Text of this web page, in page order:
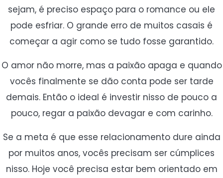
sejam, é preciso espaço para o romance ou ele
pode esfriar. O grande erro de muitos casais é
começar a agir como se tudo fosse garantido.
O amor não morre, mas a paixão apaga e quando
vocês finalmente se dão conta pode ser tarde
demais. Então o ideal é investir nisso de pouco a
pouco, regar a paixão devagar e com carinho.
Se a meta é que esse relacionamento dure ainda
por muitos anos, vocês precisam ser cúmplices
nisso. Hoje você precisa estar bem orientado em